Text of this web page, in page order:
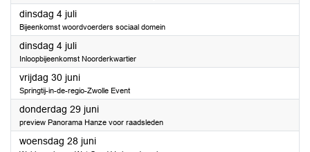
dinsdag 4 juli2023
Bijeenkomst woordvoerders sociaal domein
dinsdag 4 juli2023
Inloopbijeenkomst Noorderkwartier
vrijdag 30 juni2023
Springtij-in-de-regio-Zwolle Event
donderdag 29 juni2023
preview Panorama Hanze voor raadsleden
woensdag 28 juni2023